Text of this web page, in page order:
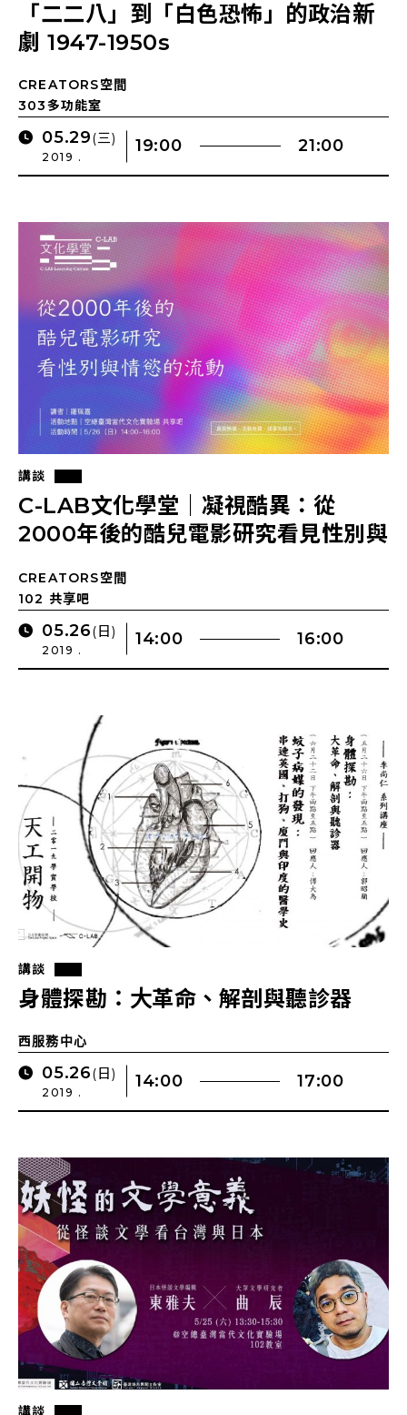
「二二八」到「白色恐怖」的政治新
劇 1947-1950s
CREATORS空間
303多功能室
05.29(三)
2019 .
19:00 21:00
講談
C-LAB文化學堂｜凝視酷異：從
2000年後的酷兒電影研究看見性別與
CREATORS空間
102 共享吧
05.26(日)
2019 .
14:00 16:00
講談
身體探勘：大革命、解剖與聽診器
西服務中心
05.26(日)
2019 .
14:00 17:00
講談